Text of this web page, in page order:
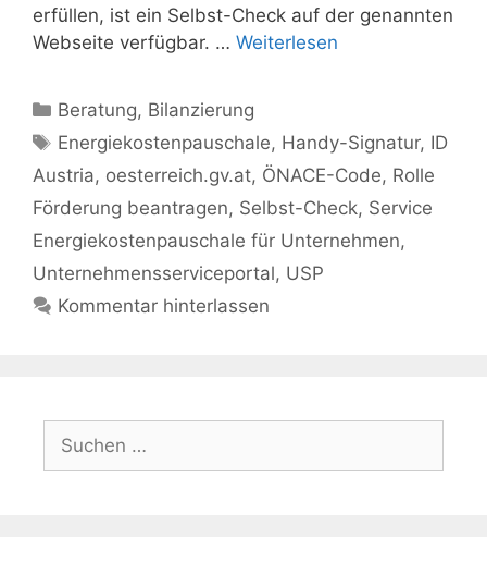
erfüllen, ist ein Selbst-Check auf der genannten
Webseite verfügbar. … Weiterlesen
Kategorien
Beratung, Bilanzierung
Schlagwörter
Energiekostenpauschale, Handy-Signatur, ID
Austria, oesterreich.gv.at, ÖNACE-Code, Rolle
Förderung beantragen, Selbst-Check, Service
Energiekostenpauschale für Unternehmen,
Unternehmensserviceportal, USP
Kommentar hinterlassen
Suchen
nach: